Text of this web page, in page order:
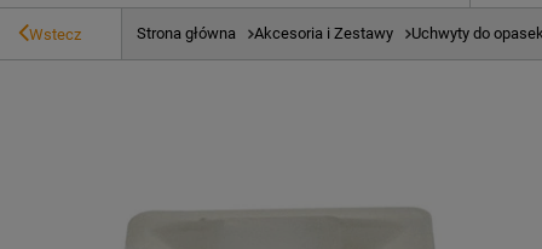
Wstecz Strona główna Akcesoria i Zestawy Uchwyty do